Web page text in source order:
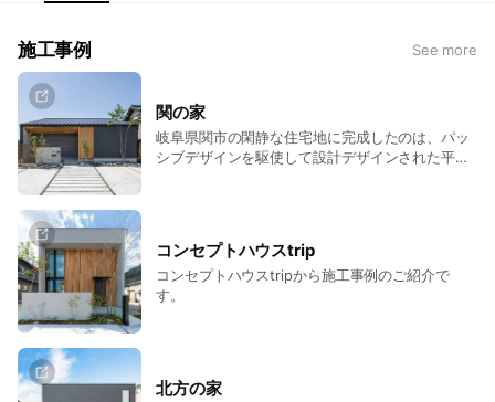
施工事例 See more
関の家
岐阜県関市の閑静な住宅地に完成したのは、パッ
シブデザインを駆使して設計デザインされた平屋
コンセプトハウスtrip
コンセプトハウスtripから施工事例のご紹介で
す。
北方の家